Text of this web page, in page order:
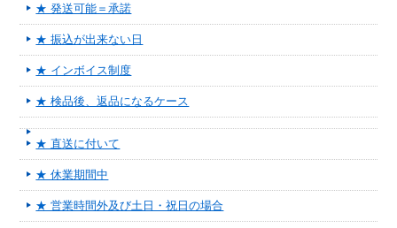
★ 発送可能＝承諾
★ 振込が出来ない日
★ インボイス制度
★ 検品後、返品になるケース
★ 直送に付いて
★ 休業期間中
★ 営業時間外及び土日・祝日の場合